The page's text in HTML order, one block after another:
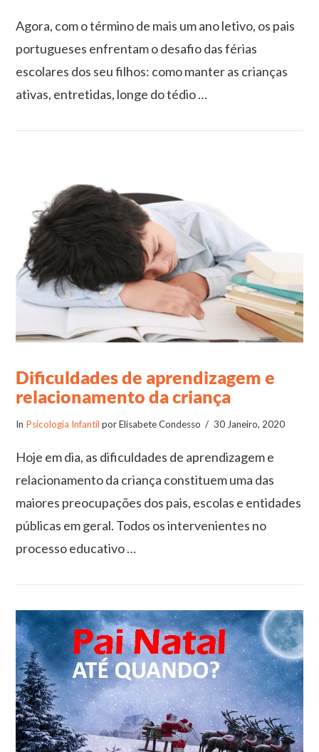
VIEW POST
Agora, com o término de mais um ano letivo, os pais
portugueses enfrentam o desafio das férias
escolares dos seu filhos: como manter as crianças
ativas, entretidas, longe do tédio …
VIEW POST
Dificuldades de aprendizagem e
relacionamento da criança
In Psicologia Infantil por Elisabete Condesso 30 Janeiro, 2020
Hoje em dia, as dificuldades de aprendizagem e
relacionamento da criança constituem uma das
maiores preocupações dos pais, escolas e entidades
públicas em geral. Todos os intervenientes no
processo educativo …